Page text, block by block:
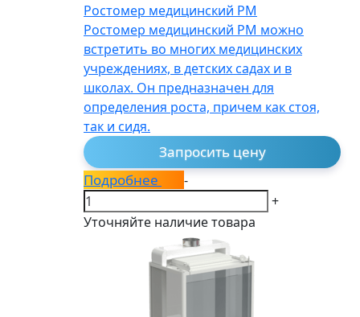
Ростомер медицинский РМ
Ростомер медицинский РМ можно
встретить во многих медицинских
учреждениях, в детских садах и в
школах. Он предназначен для
определения роста, причем как стоя,
так и сидя.
Запросить цену
Подробнее
-
+
Уточняйте наличие товара